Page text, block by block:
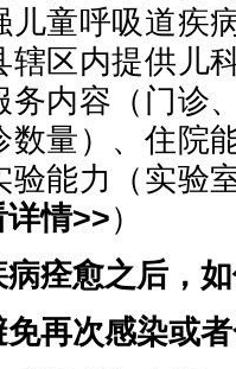
儿童呼吸道疾
辖区内提供儿
务内容（门诊
数量）、住院
验能力（实验
详情>>）
病痊愈之后，
再次感染或